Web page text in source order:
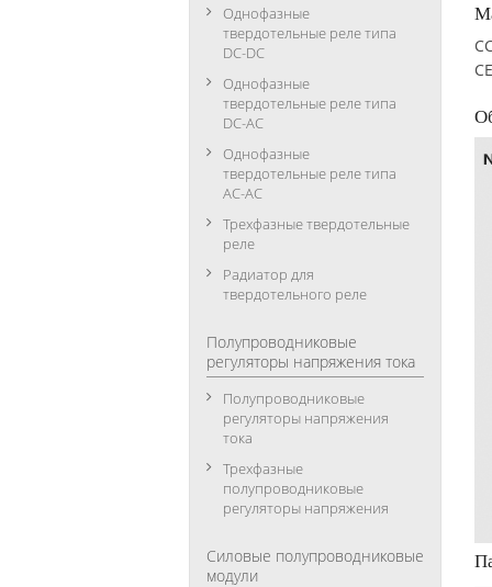
Однофазные
твердотельные реле типа
DC-DC
Однофазные
твердотельные реле типа
DC-АC
Однофазные
твердотельные реле типа
АC-АC
Трехфазные твердотельные
реле
Радиатор для
твердотельного реле
Полупроводниковые
регуляторы напряжения тока
Полупроводниковые
регуляторы напряжения
тока
Трехфазные
полупроводниковые
регуляторы напряжения
Силовые полупроводниковые
модули